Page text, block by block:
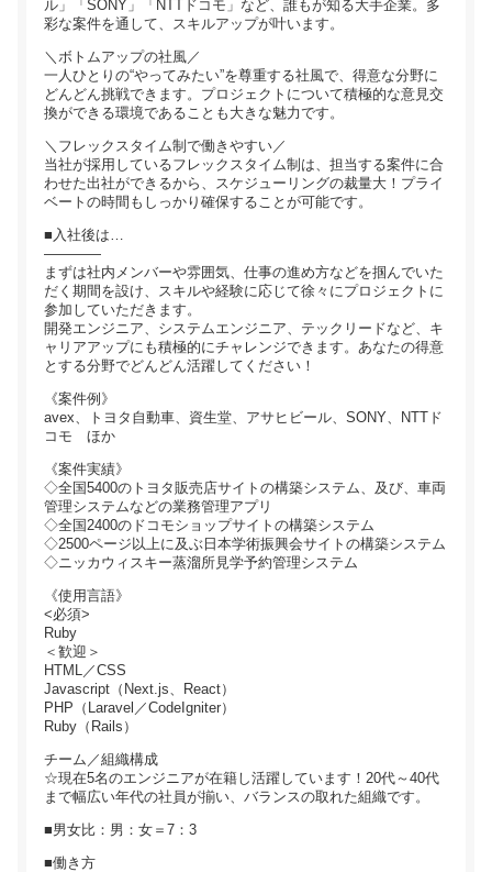
ル」「SONY」「NTTドコモ」など、誰もが知る大手企業。多
彩な案件を通して、スキルアップが叶います。
＼ボトムアップの社風／
一人ひとりの“やってみたい”を尊重する社風で、得意な分野に
どんどん挑戦できます。プロジェクトについて積極的な意見交
換ができる環境であることも大きな魅力です。
＼フレックスタイム制で働きやすい／
当社が採用しているフレックスタイム制は、担当する案件に合
わせた出社ができるから、スケジューリングの裁量大！プライ
ベートの時間もしっかり確保することが可能です。
■入社後は…
――――
まずは社内メンバーや雰囲気、仕事の進め方などを掴んでいた
だく期間を設け、スキルや経験に応じて徐々にプロジェクトに
参加していただきます。
開発エンジニア、システムエンジニア、テックリードなど、キ
ャリアアップにも積極的にチャレンジできます。あなたの得意
とする分野でどんどん活躍してください！
《案件例》
avex、トヨタ自動車、資生堂、アサヒビール、SONY、NTTド
コモ ほか
《案件実績》
◇全国5400のトヨタ販売店サイトの構築システム、及び、車両
管理システムなどの業務管理アプリ
◇全国2400のドコモショップサイトの構築システム
◇2500ページ以上に及ぶ日本学術振興会サイトの構築システム
◇ニッカウィスキー蒸溜所見学予約管理システム
《使用言語》
<必須>
Ruby
＜歓迎＞
HTML／CSS
Javascript（Next.js、React）
PHP（Laravel／CodeIgniter）
Ruby（Rails）
チーム／組織構成
☆現在5名のエンジニアが在籍し活躍しています！20代～40代
まで幅広い年代の社員が揃い、バランスの取れた組織です。
■男女比：男：女＝7：3
■働き方